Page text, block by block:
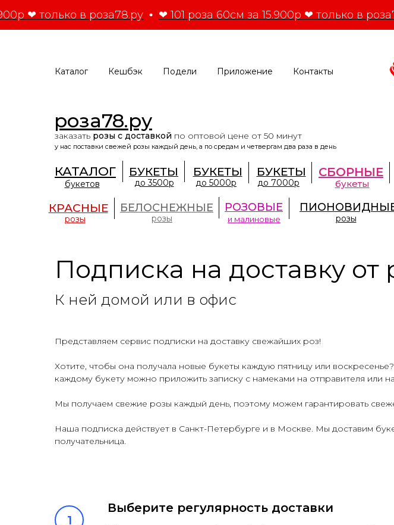
❤ только в роза78.ру ❤ 101 роза 60см за 15.900р ❤ только в
Каталог Кешбэк Подели Приложение Контакты
роза78.ру
у нас поставки свежей розы каждый день, а по средам и четвергам два раза в день
заказать розы с доставкой по оптовой цене от 50 минут
КРАСНЫЕ
розы
КАТАЛОГ
букетов
РОЗОВЫЕ
и малиновые
БУКЕТЫ
БУКЕТЫ
до 7000р
до 5000р
розы
БУКЕТЫ
до 3500р
БЕЛОСНЕЖНЫЕ
розы
СБОРНЫЕ
букеты
Подписка на доставку от
К ней домой или в офис
Представляем сервис подписки на доставку свежайших роз!
Хотите, чтобы она получала новые букеты каждую пятницу или
каждому букету можно приложить записку с намеками на отправителя или
Мы получаем свежие розы каждый день, поэтому можем гарантировать
Наша подписка действует в Санкт-Петербурге и в Москве. Мы доставим
получательница.
Выберите регулярность доставки